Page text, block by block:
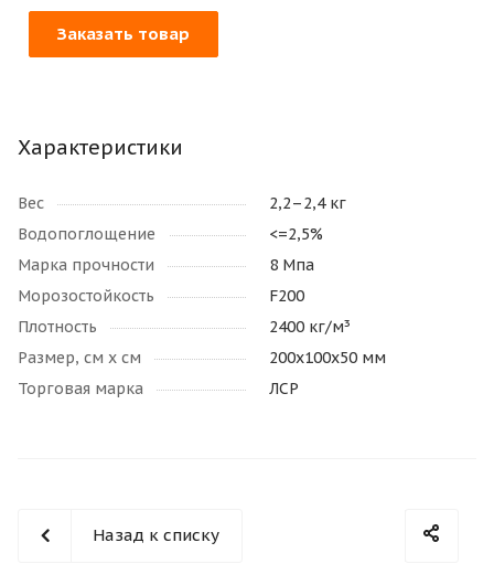
Заказать товар
Характеристики
Вес
2,2–2,4 кг
Водопоглощение
<=2,5%
Марка прочности
8 Мпа
Морозостойкость
F200
Плотность
2400 кг/м³
Размер, см х см
200х100х50 мм
Торговая марка
ЛСР
Назад к списку